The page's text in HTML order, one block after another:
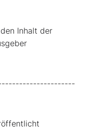
Inhalt der